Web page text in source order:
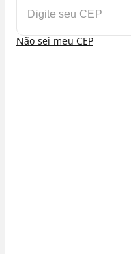
Não sei meu CEP